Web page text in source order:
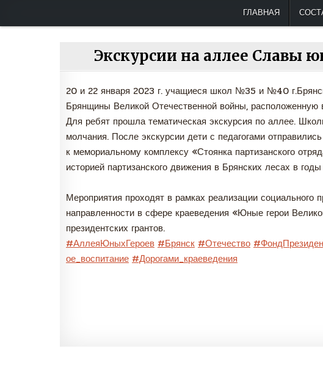
к
ГЛАВНАЯ
Экскурсии на аллее Славы
20 и 22 января 2023 г. учащиеся школ №35 и №40
Брянщины Великой Отечественной войны, расположенную
Для ребят прошла тематическая экскурсия по аллее.
молчания. После экскурсии дети с педагогами
к мемориальному комплексу «Стоянка партизанского
историей партизанского движения в Брянских лесах в
Мероприятия проходят в рамках реализации социального
направленности в сфере краеведения «Юные герои
президентских грантов.
#АллеяЮныхГероев #Брянск #Отечество
ое_воспитание #Дорогами_краеведения